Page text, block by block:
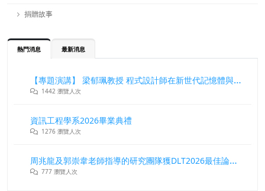
捐贈故事
熱門消息 最新消息
【專題演講】 梁郁珮教授 程式設計師在新世代記憶體與儲存系統中的角色與挑戰
1442 瀏覽人次
資訊工程學系2026畢業典禮
1276 瀏覽人次
周兆龍及郭崇韋老師指導的研究團隊獲DLT2026最佳論文獎
777 瀏覽人次